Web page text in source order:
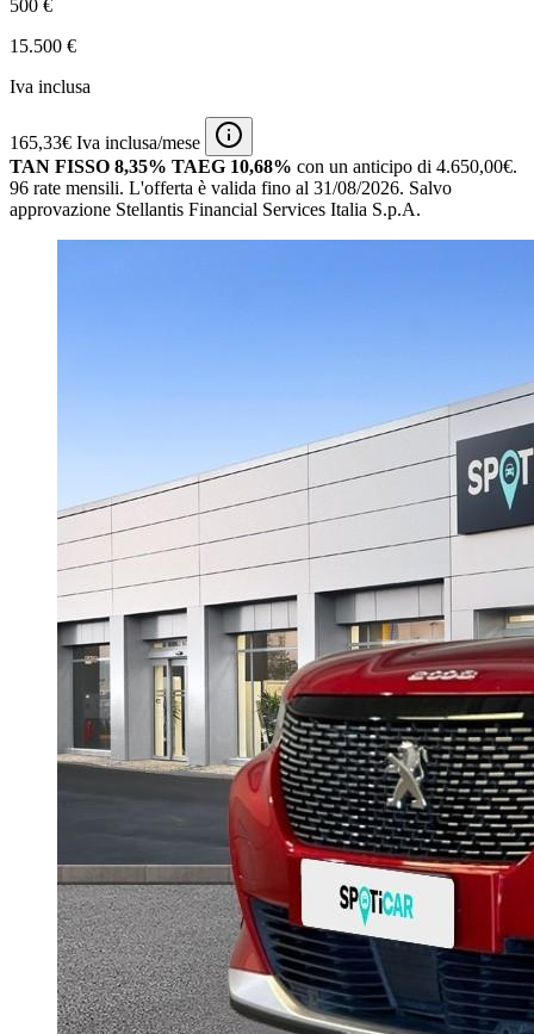
500 €
15.500 €
Iva inclusa
165,33€ Iva inclusa/mese
TAN FISSO 8,35% TAEG 10,68% con un anticipo di 4.650,00€.
96 rate mensili. L'offerta è valida fino al 31/08/2026. Salvo
approvazione Stellantis Financial Services Italia S.p.A.